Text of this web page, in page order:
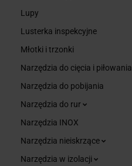
Lupy
Lusterka inspekcyjne
Młotki i trzonki
Narzędzia do cięcia i piłowania
Narzędzia do pobijania
Narzędzia do rur
Narzędzia INOX
Narzędzia nieiskrzące
Narzędzia w izolacji